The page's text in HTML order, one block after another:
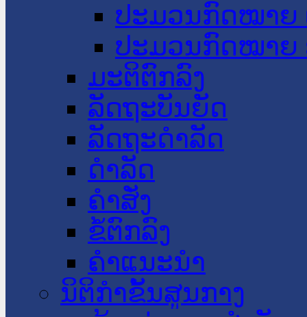
ປະມວນກົດໝາຍ
ປະມວນກົດໝາຍ
ມະຕິຕົກລົງ
ລັດຖະບັນຍັດ
ລັດຖະດໍາລັດ
ດໍາລັດ
ຄໍາສັ່ງ
ຂໍ້ຕົກລົງ
ຄໍາແນະນໍາ
ນິຕິກຳຂັ້ນສູນກາງ